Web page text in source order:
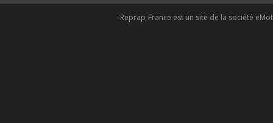
Reprap-France est un site de la société